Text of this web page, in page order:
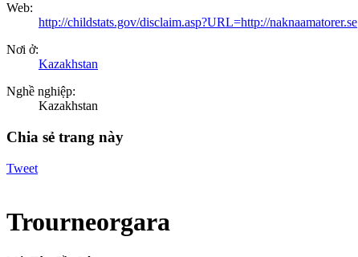
Web:
http://childstats.gov/disclaim.asp?URL=http://naknaamatorer.se
Nơi ở:
Kazakhstan
Nghề nghiệp:
Kazakhstan
Chia sẻ trang này
Tweet
Trourneorgara